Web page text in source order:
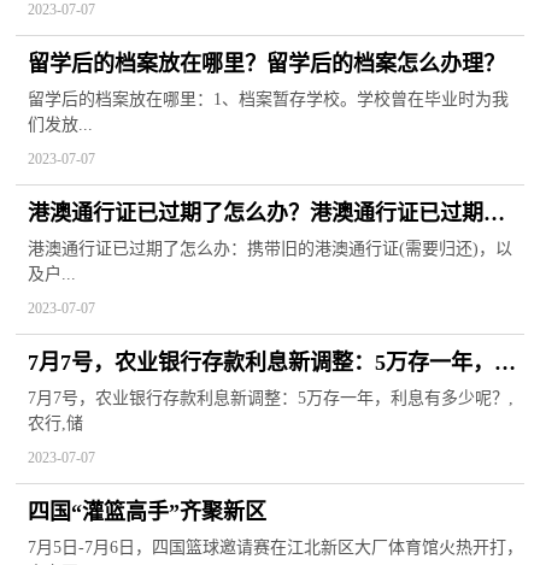
2023-07-07
留学后的档案放在哪里？留学后的档案怎么办理？
留学后的档案放在哪里：1、档案暂存学校。学校曾在毕业时为我
们发放...
2023-07-07
港澳通行证已过期了怎么办？港澳通行证已过期如
何重新办理？
港澳通行证已过期了怎么办：携带旧的港澳通行证(需要归还)，以
及户...
2023-07-07
7月7号，农业银行存款利息新调整：5万存一年，利
息有多少呢？
7月7号，农业银行存款利息新调整：5万存一年，利息有多少呢？,
农行,储
2023-07-07
四国“灌篮高手”齐聚新区
7月5日-7月6日，四国篮球邀请赛在江北新区大厂体育馆火热开打，